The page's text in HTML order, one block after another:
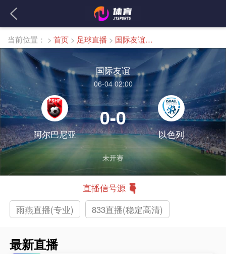
当前位置： > 首页 > 足球直播 > 国际友谊直播
国际友谊
06-04 02:00
阿尔巴尼亚
0-0
以色列
未开赛
直播信号源
雨燕直播(专业)
833直播(稳定高清)
最新直播